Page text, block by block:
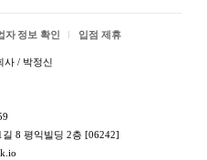
자 정보 확인 입점 제휴
사 / 박정신
8 평익빌딩 2층 [06242]